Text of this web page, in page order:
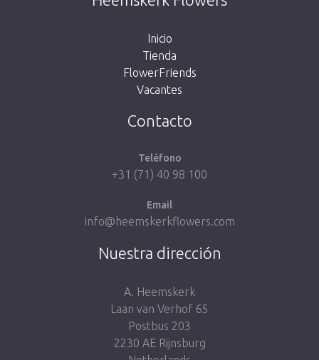
agotado. Haz click en el botón de abajo para
Volver a la tienda
Inicio
Tienda
FlowerFriends
Vacantes
Contacto
Teléfono
+31 (71) 40 98 100
Email
info@heemskerkflowers.com
Nuestra dirección
A. Heemskerk
Laan van Verhof 65
Postbus 203
2230 AE Rijnsburg